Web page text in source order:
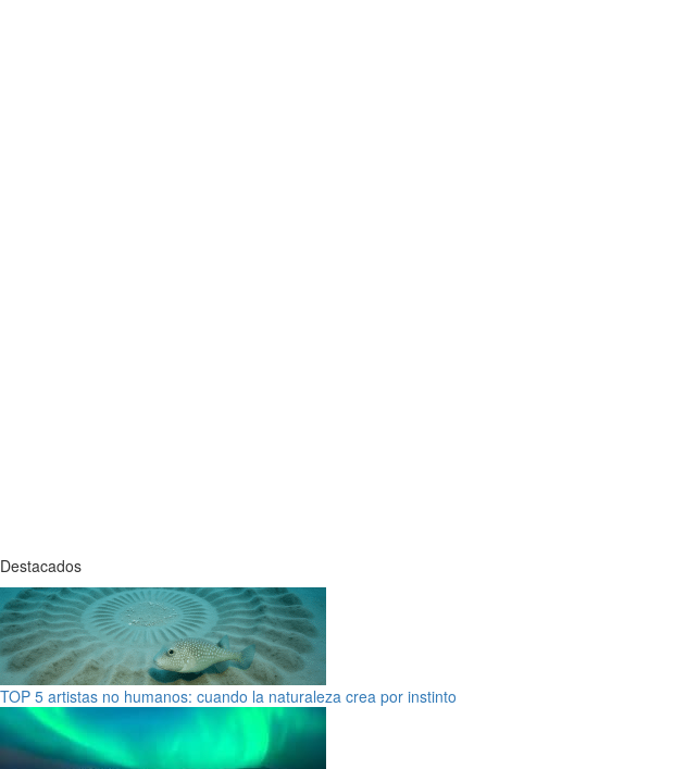
Destacados
TOP 5 artistas no humanos: cuando la naturaleza crea por instinto